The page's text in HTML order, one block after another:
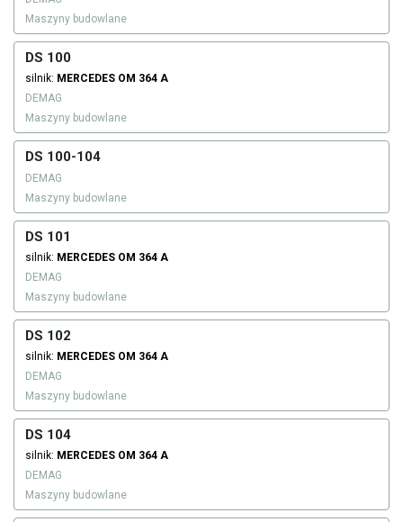
Maszyny budowlane
DS 100
silnik: MERCEDES OM 364 A
DEMAG
Maszyny budowlane
DS 100-104
DEMAG
Maszyny budowlane
DS 101
silnik: MERCEDES OM 364 A
DEMAG
Maszyny budowlane
DS 102
silnik: MERCEDES OM 364 A
DEMAG
Maszyny budowlane
DS 104
silnik: MERCEDES OM 364 A
DEMAG
Maszyny budowlane